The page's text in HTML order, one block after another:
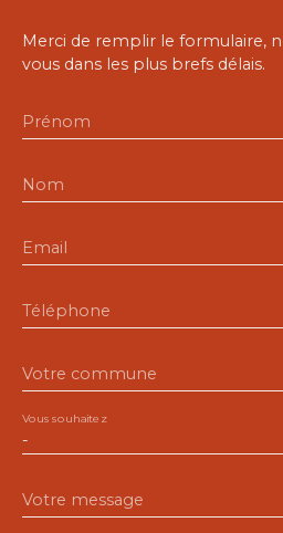
Merci de remplir le formulaire,
vous dans les plus brefs délais.
Prénom
Nom
Email
Téléphone
Votre commune
-
Vous souhaitez
Votre message